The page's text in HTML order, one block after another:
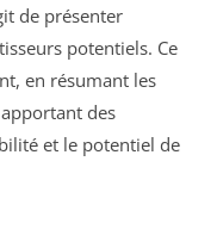
de présenter
potentiels. Ce
en résumant les
des
et le potentiel de